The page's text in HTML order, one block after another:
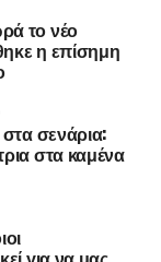
το νέο
η επίσημη
σενάρια:
στα καμένα